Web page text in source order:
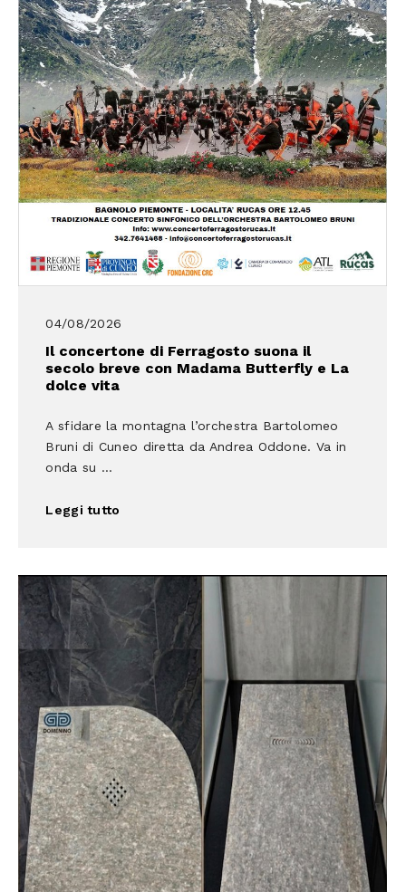
04/08/2026
Il concertone di Ferragosto suona il
secolo breve con Madama Butterfly e La
dolce vita
A sfidare la montagna l’orchestra Bartolomeo
Bruni di Cuneo diretta da Andrea Oddone. Va in
onda su ...
Leggi tutto